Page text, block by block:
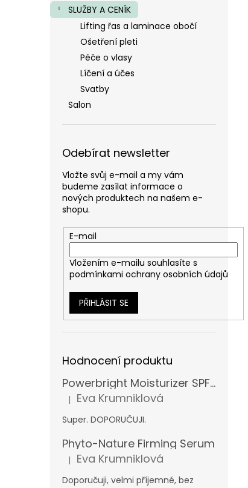
SLUŽBY A CENÍK
Lifting řas a laminace obočí
Ošetření pleti
Péče o vlasy
Líčení a účes
Svatby
Salon
Odebírat newsletter
Vložte svůj e-mail a my vám
budeme zasílat informace o
nových produktech na našem e-
shopu.
E-mail
Vložením e-mailu souhlasíte s
podmínkami ochrany osobních údajů
PŘIHLÁSIT SE
Hodnocení produktu
Powerbright Moisturizer SPF 50
Hodnocení produktu je 5 z 5 hvězdiček.
| Eva Krumniklová
Super. DOPORUČUJI.
Phyto-Nature Firming Serum
Hodnocení produktu je 5 z 5 hvězdiček.
| Eva Krumniklová
Doporučuji, velmi příjemné, bez